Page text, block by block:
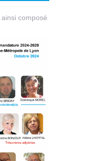
composé